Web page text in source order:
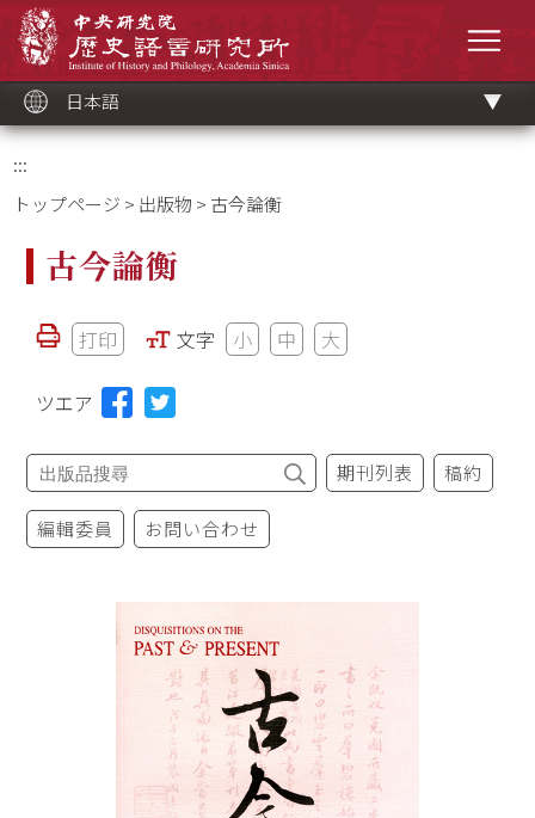
ッ
ク
日本語
:::
トップページ > 出版物 > 古今論衡
古今論衡
打印 文字 小 中 大
ツエア
期刊列表 稿約
編輯委員 お問い合わせ